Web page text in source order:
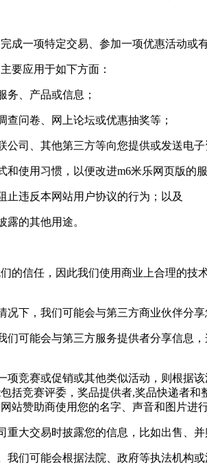
一项特定交易、参加一项优惠活动或
应用于如下方面：
、产品或信息；
问卷、网上论坛或优惠抽奖等；
司、其他第三方等向您提供或发送电子
使用习惯，以便改进m6米乐网页版的服
违反本网站用户协议的行为；以及
的其他用途。
信任，因此我们使用商业上合理的技
下，我们可能会与第三方商业伙伴分享
可能会与第三方服务提供者分享信息，
竞赛或促销或其他类似活动，则根据该
括竞赛评委，奖品提供者,奖品快递者
站赞助商使用您的名字、声音和图片进
大交易时披露您的信息，比如出售、并
们可能会根据法院、政府等执法机构或